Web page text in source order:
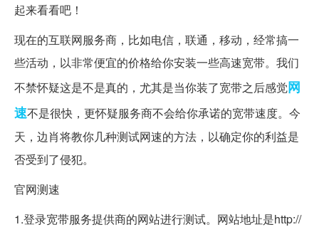
起来看看吧！
现在的互联网服务商，比如电信，联通，移动，经常搞一
些活动，以非常便宜的价格给你安装一些高速宽带。我们
不禁怀疑这是不是真的，尤其是当你装了宽带之后感觉网
速不是很快，更怀疑服务商不会给你承诺的宽带速度。今
天，边肖将教你几种测试网速的方法，以确定你的利益是
否受到了侵犯。
官网测速
1.登录宽带服务提供商的网站进行测试。网站地址是http://